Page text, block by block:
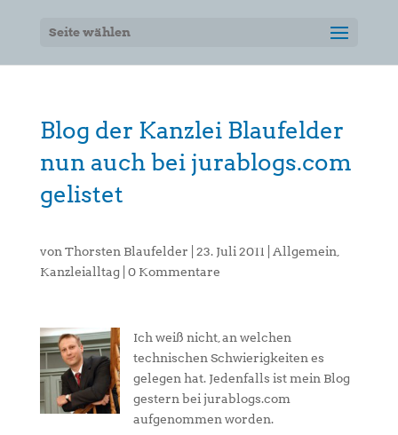
Seite wählen
Blog der Kanzlei Blaufelder
nun auch bei jurablogs.com
gelistet
von Thorsten Blaufelder 23. Juli 2011 Allgemein
Kanzleialltag
0 Kommentare
Ich weiß nicht, an welchen
technischen Schwierigkeiten es
gelegen hat. Jedenfalls ist mein Blog
gestern bei jurablogs.com
aufgenommen worden.